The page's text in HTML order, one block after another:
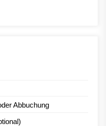
Abbuchung